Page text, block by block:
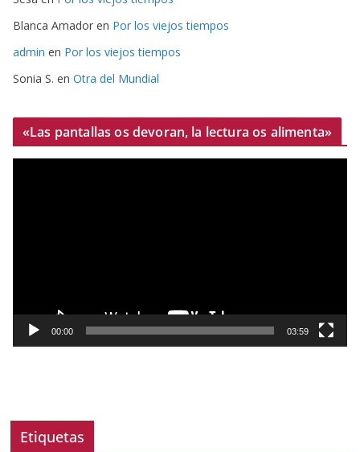
Blanca Amador en Por los viejos tiempos
admin en Por los viejos tiempos
Sonia S. en Otra del Mundial
«Las pantallas os devoran, la lectura os alimenta»
o
00:00 03:59
Etiquetas